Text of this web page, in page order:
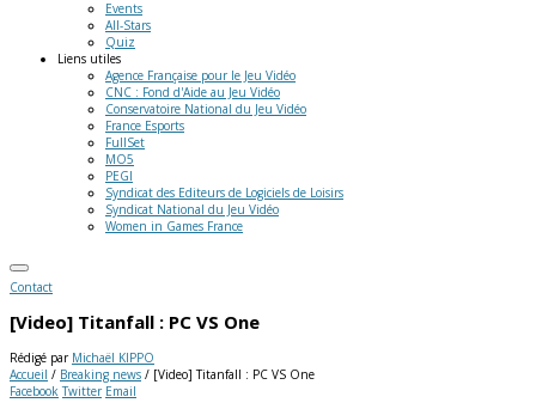
Events
All-Stars
Quiz
Liens utiles
Agence Française pour le Jeu Vidéo
CNC : Fond d'Aide au Jeu Vidéo
Conservatoire National du Jeu Vidéo
France Esports
FullSet
MO5
PEGI
Syndicat des Editeurs de Logiciels de Loisirs
Syndicat National du Jeu Vidéo
Women in Games France
Contact
[Video] Titanfall : PC VS One
Rédigé par Michaël KIPPO
Accueil / Breaking news / [Video] Titanfall : PC VS One
Facebook Twitter Email